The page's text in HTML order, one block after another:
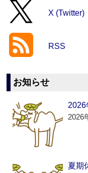
X (Twitter)
RSS
お知らせ
2026
2026
夏期